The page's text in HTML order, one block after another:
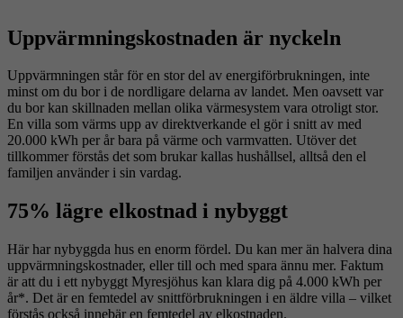
Uppvärmningskostnaden är nyckeln
Uppvärmningen står för en stor del av energiförbrukningen, inte
minst om du bor i de nordligare delarna av landet. Men oavsett var
du bor kan skillnaden mellan olika värmesystem vara otroligt stor.
En villa som värms upp av direktverkande el gör i snitt av med
20.000 kWh per år bara på värme och varmvatten. Utöver det
tillkommer förstås det som brukar kallas hushållsel, alltså den el
familjen använder i sin vardag.
75% lägre elkostnad i nybyggt
Här har nybyggda hus en enorm fördel. Du kan mer än halvera dina
uppvärmningskostnader, eller till och med spara ännu mer. Faktum
är att du i ett nybyggt Myresjöhus kan klara dig på 4.000 kWh per
år*. Det är en femtedel av snittförbrukningen i en äldre villa – vilket
förstås också innebär en femtedel av elkostnaden.